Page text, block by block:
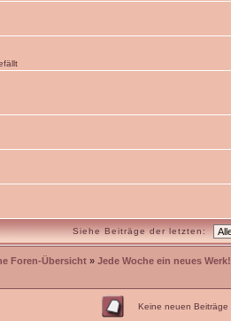
Siehe Beiträge der letzten:
Foren-Übersicht » Jede Woche ein neues Werk!
Keine neuen Beiträge